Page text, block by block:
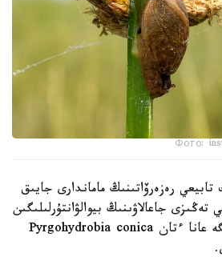
Фото:
رەزەرۆاتىنىڭ ماماندارى جايىق
جاعالاۋىنىڭ بيوالۋانتۇرلىلىگىن
زەرتتەۋ بارىسىندا كاسپيگە عانا ءتان Pyrgohydrobia conica